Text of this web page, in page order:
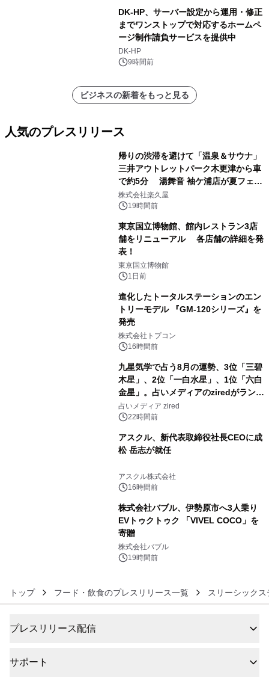
DK-HP、サーバー設定から運用・修正
までワンストップで対応するホームペ
ージ制作請負サービスを提供中
DK-HP
9時間前
ビジネスの新着をもっと見る
人気のプレスリリース
帰りの渋滞を避けて「温泉＆サウナ」
三井アウトレットパーク木更津から車
で約5分 湯舞音 袖ケ浦店が夏フェア
メニューを提供
株式会社楽久屋
19時間前
東京国立博物館、館内レストラン3店
舗をリニューアル 各店舗の詳細を発
表！
東京国立博物館
1日前
進化したトータルステーションのエン
トリーモデル 『GM-120シリーズ』を
発売
株式会社トプコン
16時間前
九星気学で占う8月の運勢、3位「三碧
木星」、2位「一白水星」、1位「六白
金星」。占いメディアのziredがランキ
ングを発表
占いメディア zired
22時間前
アスクル、新代表取締役社長CEOに成
松 岳志が就任
アスクル株式会社
16時間前
株式会社バブル、伊勢原市へ3人乗り
EVトゥクトゥク 「VIVEL COCO」を
寄贈
株式会社バブル
19時間前
トップ フード・飲食のプレスリリース一覧 スリーシック
プレスリリース配信
サポート